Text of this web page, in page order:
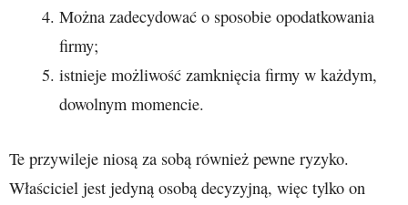
Można zadecydować o sposobie opodatkowania
firmy;
istnieje możliwość zamknięcia firmy w każdym,
dowolnym momencie.
Te przywileje niosą za sobą również pewne ryzyko.
Właściciel jest jedyną osobą decyzyjną, więc tylko on